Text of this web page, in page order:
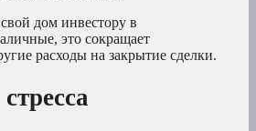
дом инвестору в
это сокращает
расходы на закрытие сделки.